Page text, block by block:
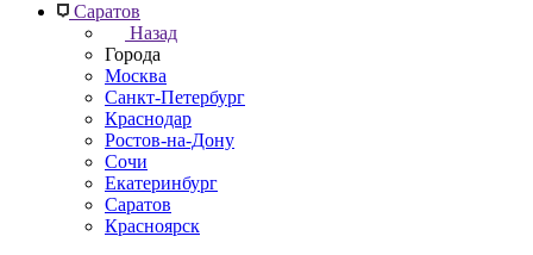
Саратов
Назад
Города
Москва
Санкт-Петербург
Краснодар
Ростов-на-Дону
Сочи
Екатеринбург
Саратов
Красноярск